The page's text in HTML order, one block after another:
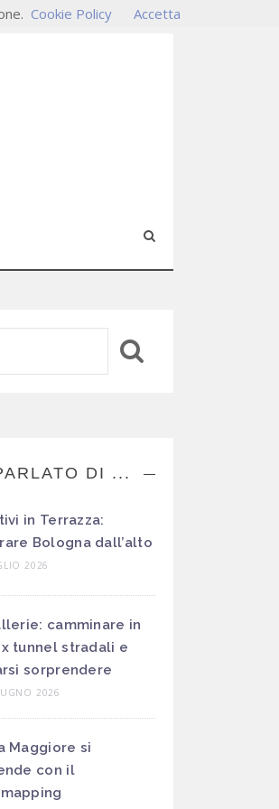
DI ...
in Terrazza:
Bologna dall’alto
2026
camminare in
tunnel stradali e
sorprendere
2026
Maggiore si
con il
Cookie Policy Accetta